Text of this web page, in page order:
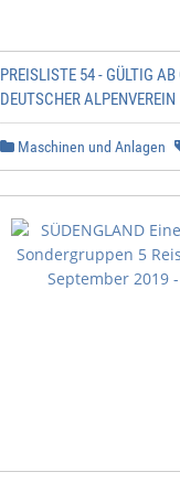
PREISLISTE 54 - GÜLTIG
DEUTSCHER ALPENVEREIN
Maschinen und Anlagen